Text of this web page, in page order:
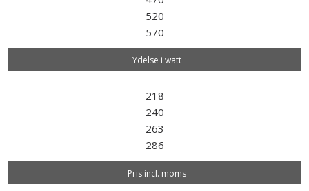
520
570
Ydelse i watt
218
240
263
286
Pris incl. moms